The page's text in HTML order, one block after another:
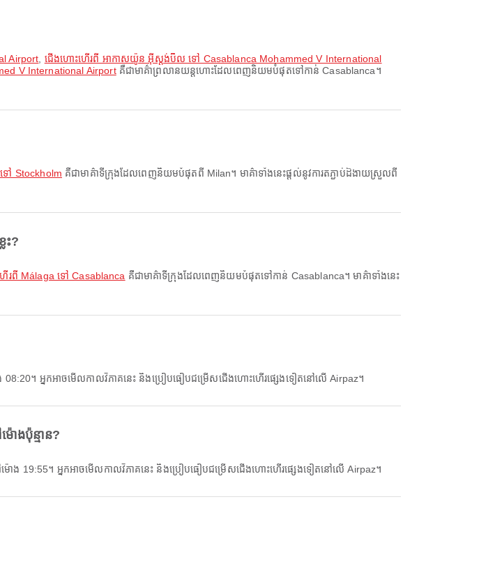
Airport ជើងហោះហើរពី អាកាសយ៉ូន អ៊ីស្តង់ប៊ឺល ទៅ Casablanca Mohammed V International
V International Airportគឺជាមាគ៌ាព្រលានយន្តហោះដែលពេញនិយមបំផុតទៅកាន់ Casablanca។
ៅ Stockholm គឺជាមាគ៌ាទីក្រុងដែលពេញនិយមបំផុតពី Milan។ មាគ៌ាទាំងនេះផ្តល់នូវការតភ្ជាប់ដ៏ងាយស្រួលពី
ះ?
រពី Málaga ទៅ Casablanca គឺជាមាគ៌ាទីក្រុងដែលពេញនិយមបំផុតទៅកាន់ Casablanca។ មាគ៌ាទាំងនេះ
។ អ្នកអាចមើលកាលវិភាគនេះ និងប្រៀបធៀបជម្រើសជើងហោះហើរផ្សេងទៀតនៅលើ Airpaz។
ងប៉ុន្មាន?
19:55។ អ្នកអាចមើលកាលវិភាគនេះ និងប្រៀបធៀបជម្រើសជើងហោះហើរផ្សេងទៀតនៅលើ Airpaz។